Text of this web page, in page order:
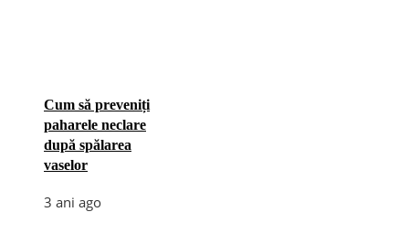
Cum să preveniți
paharele neclare
după spălarea
vaselor
3 ani ago